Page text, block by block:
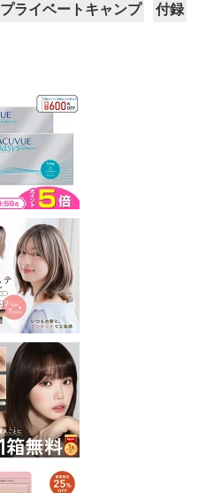
プライベートキャンプ
付録